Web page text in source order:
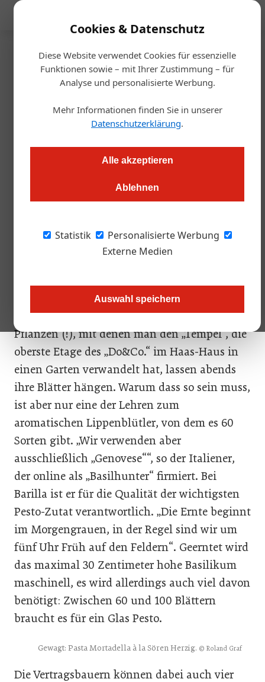
Cookies & Datenschutz
Diese Website verwendet Cookies für essenzielle
Funktionen sowie – mit Ihrer Zustimmung – für
Analyse und personalisierte Werbung.
Mehr Informationen finden Sie in unserer
Datenschutzerklärung.
Alle akzeptieren
Ablehnen
Statistik
Personalisierte Werbung
Externe Medien
Auswahl speichern
Startseite/Gastro & Hotel
Basis Basilikum
Was ins sommerliche Pesto
passt (und was nicht)
27.06.2024, 11:17 Uhr
Die Blätter riechen intensiv, Gedanken über Basilikum macht
die Pesto-Zutat verantwortlich. Erkenntnisse von
„Basilhunter“ Flavio Bertinaria.
Köpfe!“, beruhigt der Gast aus Parma die
heimische Pesto-Gemeinde. Denn die 1100
Pflanzen (!), mit denen man den „Tempel“, die
oberste Etage des „Do&Co.“ im Haas-Haus in
einen Garten verwandelt hat, lassen abends
ihre Blätter hängen. Warum dass so sein muss,
ist aber nur eine der Lehren zum
aromatischen Lippenblütler, von dem es 60
Sorten gibt. „Wir verwenden aber
ausschließlich „Genovese““, so der Italiener,
der online als „Basilhunter“ firmiert. Bei
Barilla ist er für die Qualität der wichtigsten
Pesto-Zutat verantwortlich. „Die Ernte beginnt
im Morgengrauen, in der Regel sind wir um
fünf Uhr Früh auf den Feldern“. Geerntet wird
das maximal 30 Zentimeter hohe Basilikum
maschinell, es wird allerdings auch viel davon
benötigt: Zwischen 60 und 100 Blättern
braucht es für ein Glas Pesto.
Gewagt: Pasta Mortadella à la Sören Herzig. © Roland Graf
Die Vertragsbauern können dabei auch vier